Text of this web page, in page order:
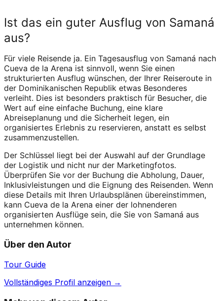
Ist das ein guter Ausflug von Samaná
aus?
Für viele Reisende ja. Ein Tagesausflug von Samaná nach
Cueva de la Arena ist sinnvoll, wenn Sie einen
strukturierten Ausflug wünschen, der Ihrer Reiseroute in
der Dominikanischen Republik etwas Besonderes
verleiht. Dies ist besonders praktisch für Besucher, die
Wert auf eine einfache Buchung, eine klare
Abreiseplanung und die Sicherheit legen, ein
organisiertes Erlebnis zu reservieren, anstatt es selbst
zusammenzustellen.
Der Schlüssel liegt bei der Auswahl auf der Grundlage
der Logistik und nicht nur der Marketingfotos.
Überprüfen Sie vor der Buchung die Abholung, Dauer,
Inklusivleistungen und die Eignung des Reisenden. Wenn
diese Details mit Ihren Urlaubsplänen übereinstimmen,
kann Cueva de la Arena einer der lohnenderen
organisierten Ausflüge sein, die Sie von Samaná aus
unternehmen können.
Über den Autor
Tour Guide
Vollständiges Profil anzeigen →